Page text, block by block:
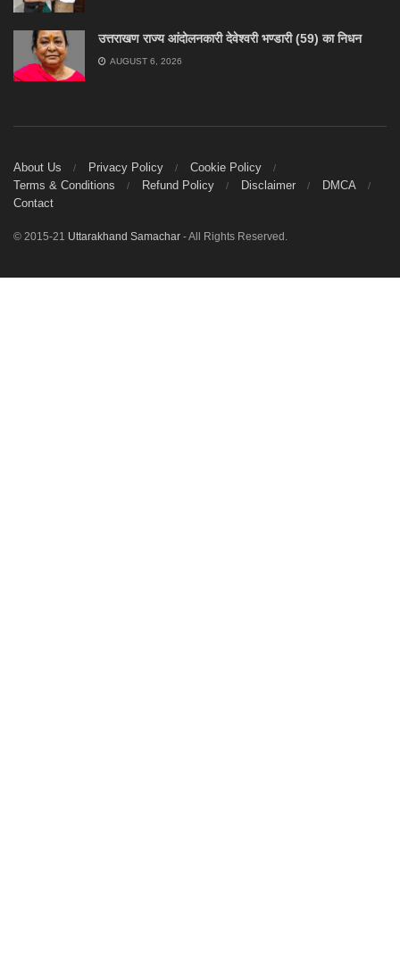
उत्तराखण राज्य आंदोलनकारी देवेश्वरी भण्डारी (59) का निधन
AUGUST 6, 2026
About Us Privacy Policy
Cookie Policy
Terms & Conditions
Refund Policy Disclaimer
DMCA
Contact
© 2015-21 Uttarakhand Samachar - All Rights Reserved.